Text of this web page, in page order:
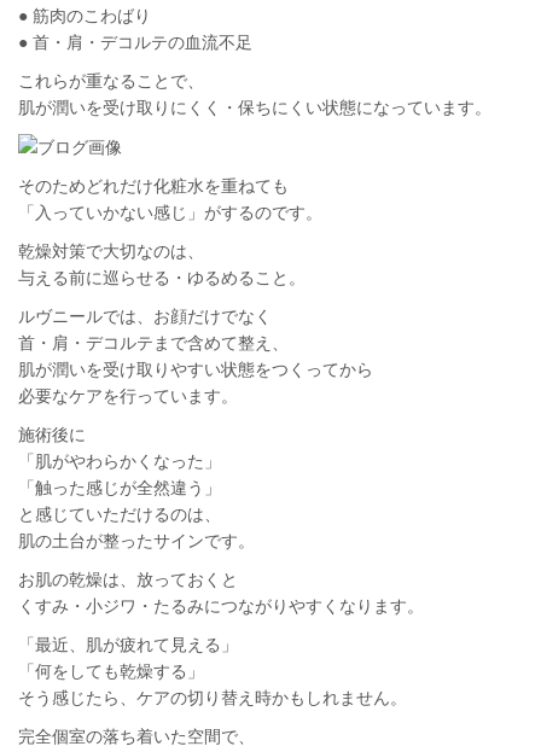
● 筋肉のこわばり
● 首・肩・デコルテの血流不足
これらが重なることで、
肌が潤いを受け取りにくく・保ちにくい状態になっています。
そのためどれだけ化粧水を重ねても
「入っていかない感じ」がするのです。
乾燥対策で大切なのは、
与える前に巡らせる・ゆるめること。
ルヴニールでは、お顔だけでなく
首・肩・デコルテまで含めて整え、
肌が潤いを受け取りやすい状態をつくってから
必要なケアを行っています。
施術後に
「肌がやわらかくなった」
「触った感じが全然違う」
と感じていただけるのは、
肌の土台が整ったサインです。
お肌の乾燥は、放っておくと
くすみ・小ジワ・たるみにつながりやすくなります。
「最近、肌が疲れて見える」
「何をしても乾燥する」
そう感じたら、ケアの切り替え時かもしれません。
完全個室の落ち着いた空間で、